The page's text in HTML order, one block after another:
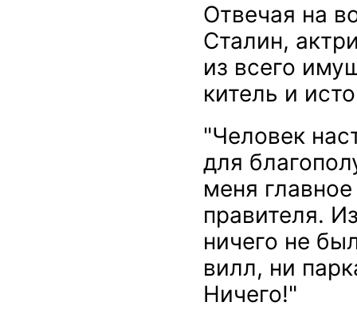
Отвечая на
Сталин,
из всего
китель и
"Человек
для
меня
правителя.
ничего не
вилл, ни
Ничего!"